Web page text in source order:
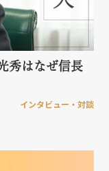
秀はなぜ信長
インタビュー・対談